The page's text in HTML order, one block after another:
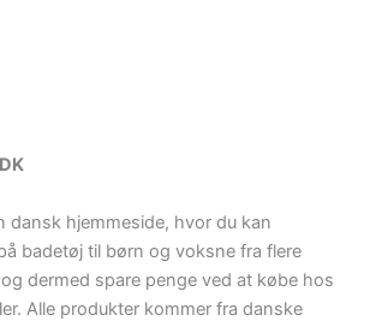
dansk hjemmeside, hvor du kan
badetøj til børn og voksne fra flere
dermed spare penge ved at købe hos
Alle produkter kommer fra danske